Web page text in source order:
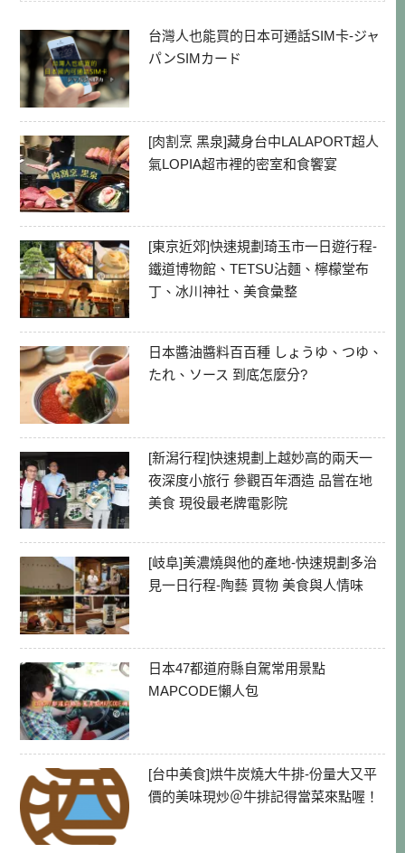
台灣人也能買的日本可通話SIM卡-ジャ
パンSIMカード
[肉割烹 黑泉]藏身台中LALAPORT超人
氣LOPIA超市裡的密室和食饗宴
[東京近郊]快速規劃琦玉市一日遊行程-
鐵道博物館、TETSU沾麵、檸檬堂布
丁、冰川神社、美食彙整
日本醬油醬料百百種 しょうゆ、つゆ、
たれ、ソース 到底怎麼分?
[新潟行程]快速規劃上越妙高的兩天一
夜深度小旅行 參觀百年酒造 品嘗在地
美食 現役最老牌電影院
[岐阜]美濃燒與他的產地-快速規劃多治
見一日行程-陶藝 買物 美食與人情味
日本47都道府縣自駕常用景點
MAPCODE懶人包
[台中美食]烘牛炭燒大牛排-份量大又平
價的美味現炒＠牛排記得當菜來點喔！